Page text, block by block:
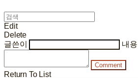
Edit
Delete
글쓴이
내용
Comment
Return To List